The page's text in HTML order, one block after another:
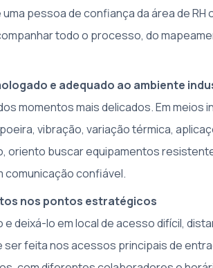
pessoa de confiança da área de RH
todo o processo, do
e adequado ao ambiente
momentos mais delicados. Em meios
vibração, variação térmica,
oriento buscar equipamentos
comunicação confiável.
nos pontos estratégicos
e deixá-lo em local de acesso difícil,
feita nos acessos principais de